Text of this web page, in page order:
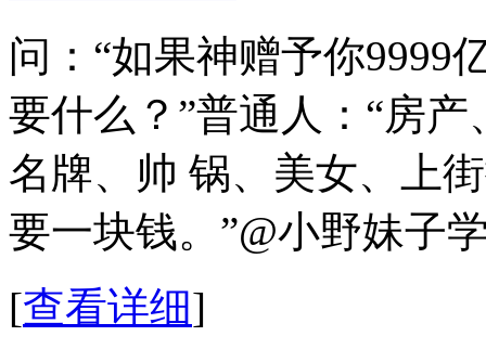
问：“如果神赠予你9999
要什么？”普通人：“房
名牌、帅 锅、美女、上
要一块钱。”@小野妹子
[查看详细]